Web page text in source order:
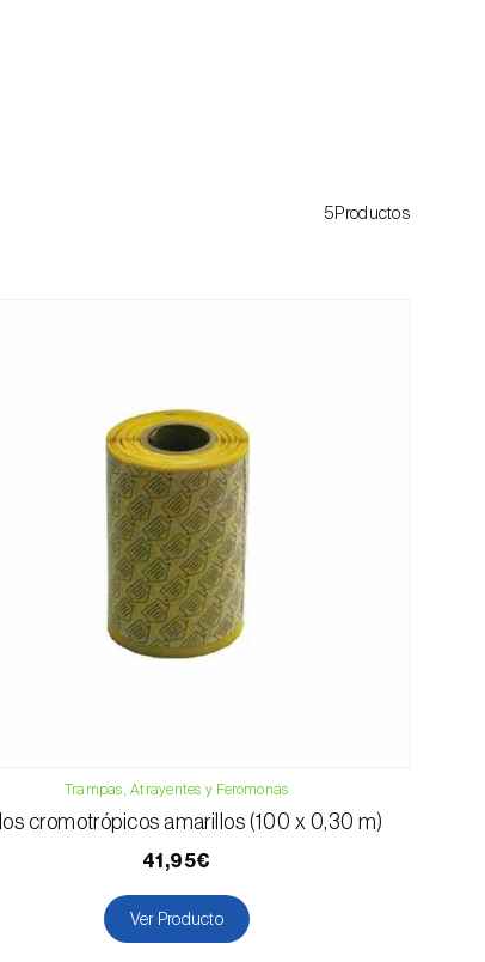
5Productos
Trampas, Atrayentes y Feromonas
cromotrópicos amarillos (100 x 0,30 m)
41,95€
Ver Producto